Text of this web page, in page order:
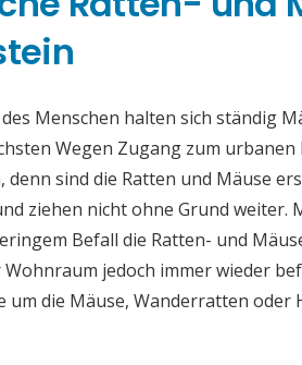
Menschen halten sich ständig
Wegen Zugang zum
denn sind die Ratten und Mäuse
ziehen nicht ohne Grund
Befall die Ratten- und
Wohnraum jedoch immer wieder
um die Mäuse, Wanderratten oder